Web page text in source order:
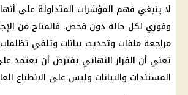
لا ينبغي فهم المؤشرات المتداولة على
وفوري لكل حالة دون فحص. فالمتاح من
مراجعة ملفات وتحديث بيانات وتلقي
تعني أن القرار النهائي يفترض أن يعتمد
المستندات والبيانات وليس على الانطباع